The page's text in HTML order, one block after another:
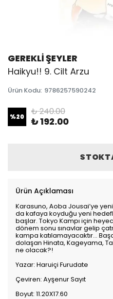
GEREKLİ ŞEYLER
Haikyu!! 9. Cilt Arzu
Ürün Kodu: 9786257590242
%20 ₺ 240.00
₺ 192.00
Ürün Açıklaması
Karasuno, Aoba Jousai’ye
da kafaya koyduğu yeni
başlar. Tokyo Kampı için
dönem sonu sınavlar gelip
kampa katılamayacaktır…
dolaşan Hinata, Kageyama,
ne olacak?!
Yazar: Haruiçi Furudate
Çeviren: Ayşenur Sayıt
Boyut: 11.20X17.60